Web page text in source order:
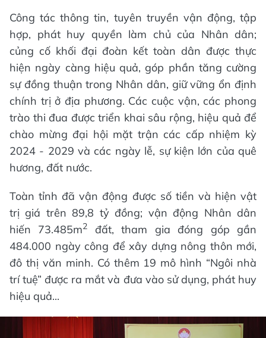
Công tác thông tin, tuyên truyền vận động, tập
hợp, phát huy quyền làm chủ của Nhân dân;
củng cố khối đại đoàn kết toàn dân được thực
hiện ngày càng hiệu quả, góp phần tăng cường
sự đồng thuận trong Nhân dân, giữ vững ổn định
chính trị ở địa phương. Các cuộc vận, các phong
trào thi đua được triển khai sâu rộng, hiệu quả để
chào mừng đại hội mặt trận các cấp nhiệm kỳ
2024 - 2029 và các ngày lễ, sự kiện lớn của quê
hương, đất nước.
Toàn tỉnh đã vận động được số tiền và hiện vật
trị giá trên 89,8 tỷ đồng; vận động Nhân dân
hiến 73.485m2
đất, tham gia đóng góp gần
484.000 ngày công để xây dựng nông thôn mới,
đô thị văn minh. Có thêm 19 mô hình “Ngôi nhà
trí tuệ” được ra mắt và đưa vào sử dụng, phát huy
hiệu quả...